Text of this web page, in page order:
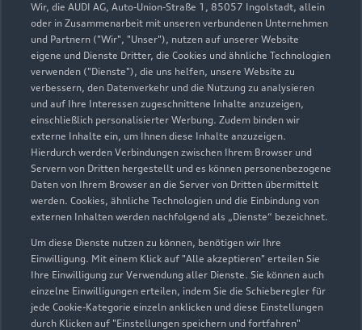
Wir, die AUDI AG, Auto-Union-Straße 1, 85057 Ingolstadt, allein
oder in Zusammenarbeit mit unseren verbundenen Unternehmen
und Partnern ("Wir", "Unser"), nutzen auf unserer Website
eigene und Dienste Dritter, die Cookies und ähnliche Technologien
verwenden ("Dienste"), die uns helfen, unsere Website zu
verbessern, den Datenverkehr und die Nutzung zu analysieren
und auf Ihre Interessen zugeschnittene Inhalte anzuzeigen,
einschließlich personalisierter Werbung. Zudem binden wir
externe Inhalte ein, um Ihnen diese Inhalte anzuzeigen.
Hierdurch werden Verbindungen zwischen Ihrem Browser und
Servern von Dritten hergestellt und es können personenbezogene
Daten von Ihrem Browser an die Server von Dritten übermittelt
werden. Cookies, ähnliche Technologien und die Einbindung von
externen Inhalten werden nachfolgend als „Dienste“ bezeichnet.
Um diese Dienste nutzen zu können, benötigen wir Ihre
Einwilligung. Mit einem Klick auf "Alle akzeptieren" erteilen Sie
Ihre Einwilligung zur Verwendung aller Dienste. Sie können auch
einzelne Einwilligungen erteilen, indem Sie die Schieberegler für
jede Cookie-Kategorie einzeln anklicken und diese Einstellungen
durch Klicken auf "Einstellungen speichern und fortfahren"
Gutenberger e.K.
Servicepartner e-tron